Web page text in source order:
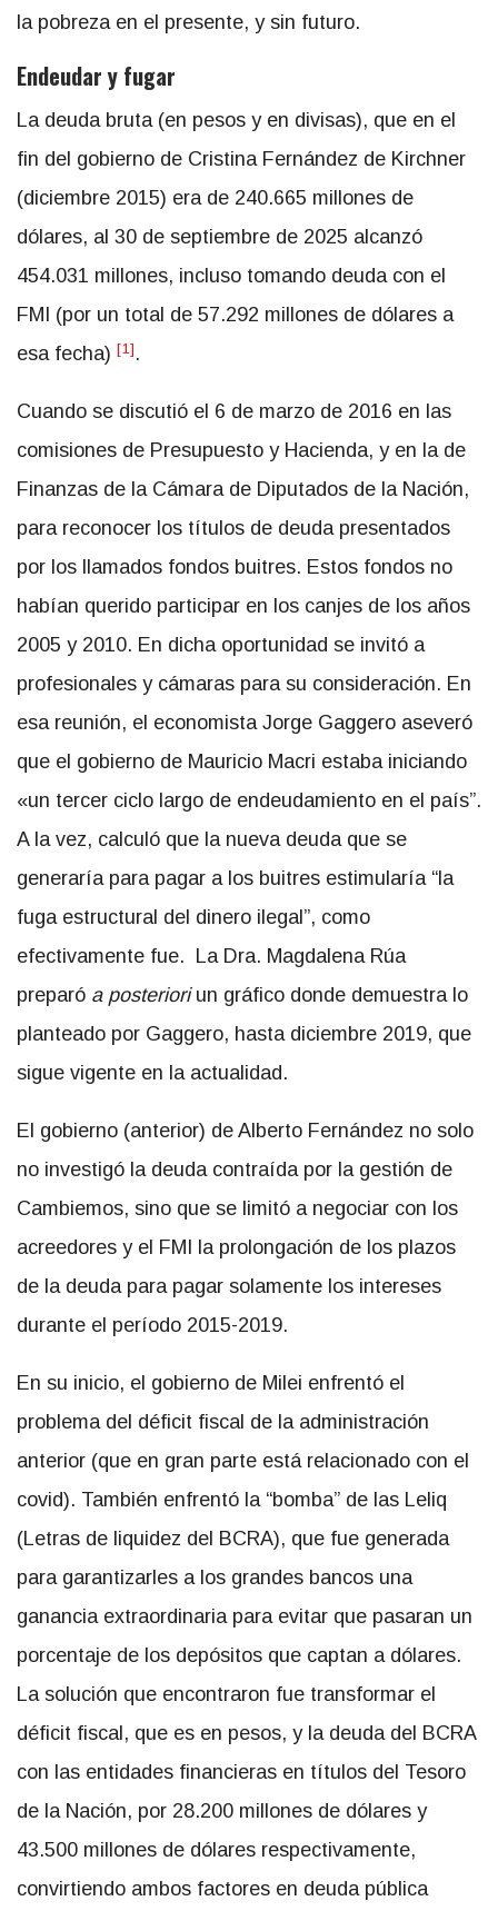
la pobreza en el presente, y sin futuro.
Endeudar y fugar
La deuda bruta (en pesos y en divisas), que en el
fin del gobierno de Cristina Fernández de Kirchner
(diciembre 2015) era de 240.665 millones de
dólares, al 30 de septiembre de 2025 alcanzó
454.031 millones, incluso tomando deuda con el
FMI (por un total de 57.292 millones de dólares a
esa fecha) [1] .
Cuando se discutió el 6 de marzo de 2016 en las
comisiones de Presupuesto y Hacienda, y en la de
Finanzas de la Cámara de Diputados de la Nación,
para reconocer los títulos de deuda presentados
por los llamados fondos buitres. Estos fondos no
habían querido participar en los canjes de los años
2005 y 2010. En dicha oportunidad se invitó a
profesionales y cámaras para su consideración. En
esa reunión, el economista Jorge Gaggero aseveró
que el gobierno de Mauricio Macri estaba iniciando
«un tercer ciclo largo de endeudamiento en el país”.
A la vez, calculó que la nueva deuda que se
generaría para pagar a los buitres estimularía “la
fuga estructural del dinero ilegal”, como
efectivamente fue. La Dra. Magdalena Rúa
preparó a posterioriun gráfico donde demuestra lo
planteado por Gaggero, hasta diciembre 2019, que
sigue vigente en la actualidad.
El gobierno (anterior) de Alberto Fernández no solo
no investigó la deuda contraída por la gestión de
Cambiemos, sino que se limitó a negociar con los
acreedores y el FMI la prolongación de los plazos
de la deuda para pagar solamente los intereses
durante el período 2015-2019.
En su inicio, el gobierno de Milei enfrentó el
problema del déficit fiscal de la administración
anterior (que en gran parte está relacionado con el
covid). También enfrentó la “bomba” de las Leliq
(Letras de liquidez del BCRA), que fue generada
para garantizarles a los grandes bancos una
ganancia extraordinaria para evitar que pasaran un
porcentaje de los depósitos que captan a dólares.
La solución que encontraron fue transformar el
déficit fiscal, que es en pesos, y la deuda del BCRA
con las entidades financieras en títulos del Tesoro
de la Nación, por 28.200 millones de dólares y
43.500 millones de dólares respectivamente,
convirtiendo ambos factores en deuda pública